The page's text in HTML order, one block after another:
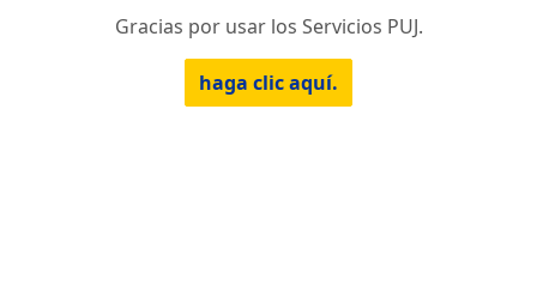
Gracias por usar los Servicios PUJ.
haga clic aquí.